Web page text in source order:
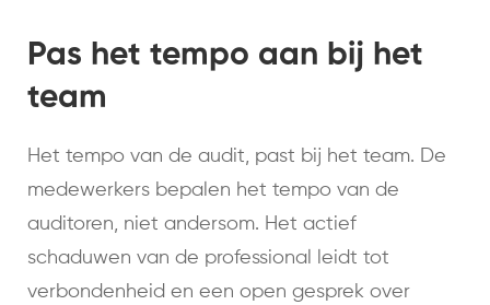
Pas het tempo aan bij het
team
Het tempo van de audit, past bij het team. De
medewerkers bepalen het tempo van de
auditoren, niet andersom. Het actief
schaduwen van de professional leidt tot
verbondenheid en een open gesprek over